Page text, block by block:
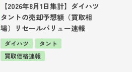
【2026年8月1日集計】ダイハツ
タントの売却予想額（買取相
場）リセールバリュー速報
ダイハツ
タント
買取価格速報